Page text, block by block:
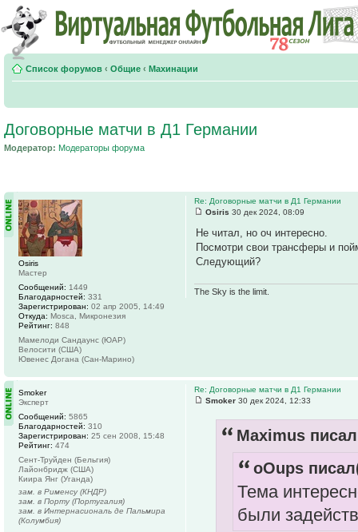
Список форумов ‹ Общие ‹ Махинации
Договорные матчи в Д1 Германии
Модератор: Модераторы форума
Re: Договорные матчи в Д1 Германии
Osiris 30 дек 2024, 08:09
Не читал, но оч интересно.
Посмотри свои трансферы и
Следующий?
The Sky is the limit.
Osiris
Мастер
Сообщений: 1449
Благодарностей: 331
Зарегистрирован: 02 апр 2005, 14:49
Откуда: Mosca, Микронезия
Рейтинг: 848
Мамелоди Сандаунс (ЮАР)
Велосити (США)
Ювенес Догана (Сан-Марино)
Re: Договорные матчи в Д1 Германии
Smoker 30 дек 2024, 12:33
Maximus
oOups
Тема
были
Smoker
Эксперт
Сообщений: 5865
Благодарностей: 310
Зарегистрирован: 25 сен 2008, 15:48
Рейтинг: 474
Сент-Труйден (Бельгия)
Лайонбридж (США)
Киира Янг (Уганда)
зам. в Рименсу (КНДР)
зам. в Порту (Португалия)
зам. в Интернасиональ де Пальмира
(Колумбия)